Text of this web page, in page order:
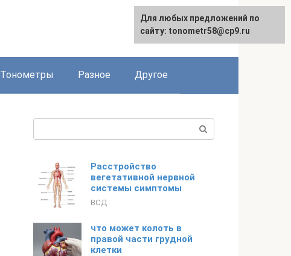
Тонометры Разное Другое
Расстройство
вегетативной нервной
системы симптомы
ВСД
что может колоть в
правой части грудной
клетки
Для любых предложений по
сайту: tonometr58@cp9.ru
Для любых предложений по
сайту: tonometr58@cp9.ru